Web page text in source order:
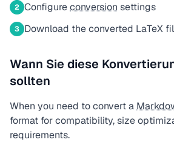
2 Configureconversion settings
3 Download the converted LaTeX
Wann Sie diese
sollten
When you need to convert a
format for compatibility, size
requirements.